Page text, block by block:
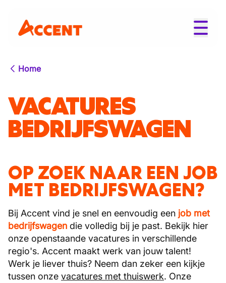
Home
VACATURES
BEDRIJFSWAGEN
OP ZOEK NAAR EEN JOB
MET BEDRIJFSWAGEN?
Bij Accent vind je snel en eenvoudig een job met
bedrijfswagen die volledig bij je past. Bekijk hier
onze openstaande vacatures in verschillende
regio's. Accent maakt werk van jouw talent!
Werk je liever thuis? Neem dan zeker een kijkje
tussen onze vacatures met thuiswerk. Onze